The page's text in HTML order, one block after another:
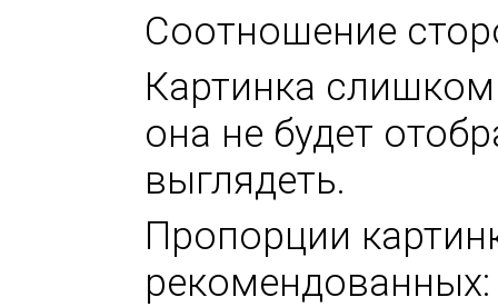
Соотношение
Картинка
она не будет
выглядеть.
Пропорции
рекомендованных: